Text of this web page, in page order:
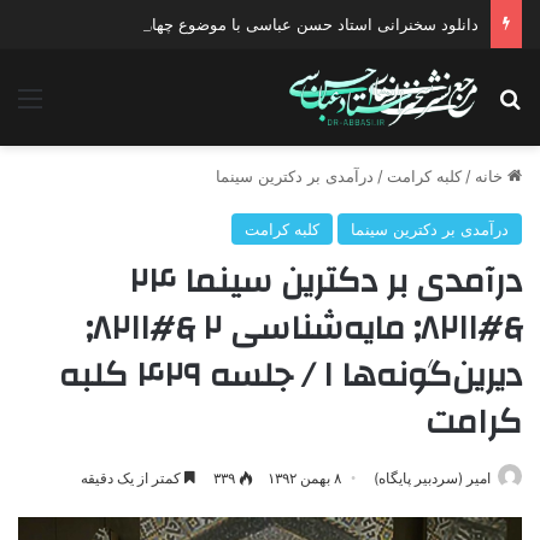
دانلود سخنرانی استاد حسن عباسی با موضوع چهار انتخاب ۱۴۰۰
جستجو برای
خانه / کلبه کرامت / درآمدی بر دکترین سینما
درآمدی بر دکترین سینما کلبه کرامت
درآمدی ‌بر‌ دکترین ‌سینما‌ ۲۴
&#۸۲۱۱; مایه‌شناسی‌ ۲ &#۸۲۱۱;
دیرین‌گونه‌ها‌ ۱ / جلسه ۴۲۹ کلبه
کرامت
امیر (سردبیر پایگاه) ۸ بهمن ۱۳۹۲ ۳۳۹ کمتر از یک دقیقه